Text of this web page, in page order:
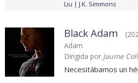
Liu
J.K. Simmons
Black Adam
Adam
Dirigida por Jaume
Necesitábamos un